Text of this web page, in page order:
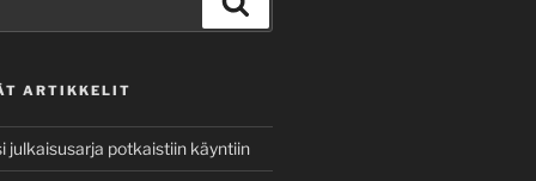
ARTIKKELIT
julkaisusarja potkaistiin käyntiin